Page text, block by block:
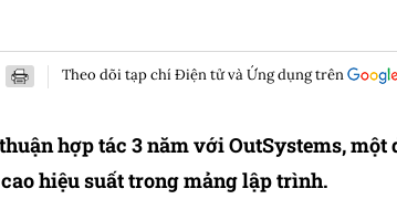
Theo dõi tạp chí Điện tử và Ứng dụng trên
hợp tác 3 năm với OutSystems, một
hiệu suất trong mảng lập trình.